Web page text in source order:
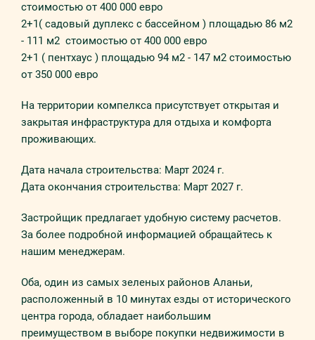
стоимостью от 400 000 евро
2+1( садовый дуплекс с бассейном ) площадью 86 м2
- 111 м2 стоимостью от 400 000 евро
2+1 ( пентхаус ) площадью 94 м2 - 147 м2 стоимостью
от 350 000 евро
На территории компелкса присутствует открытая и
закрытая инфраструктура для отдыха и комфорта
проживающих.
Дата начала строительства: Март 2024 г.
Дата окончания строительства: Март 2027 г.
Застройщик предлагает удобную систему расчетов.
За более подробной информацией обращайтесь к
нашим менеджерам.
Оба, один из самых зеленых районов Аланьи,
расположенный в 10 минутах езды от исторического
центра города, обладает наибольшим
преимуществом в выборе покупки недвижимости в